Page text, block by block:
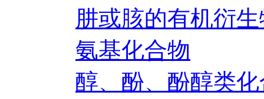
肼或胲的有机衍
氨基化合物
醇、酚、酚醇类